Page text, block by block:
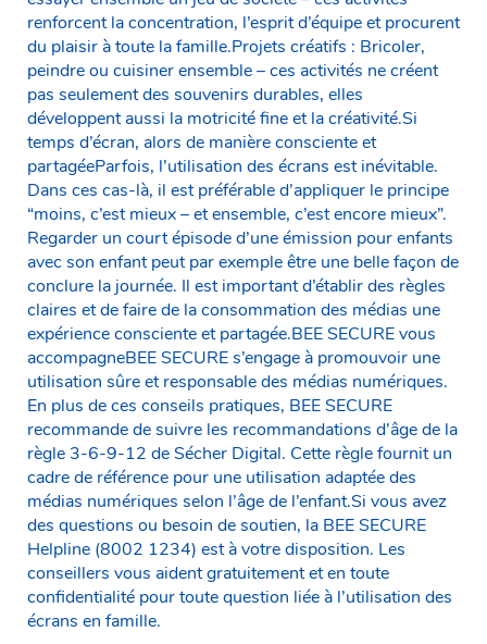
renforcent la concentration, l’esprit d’équipe et procurent
du plaisir à toute la famille.Projets créatifs : Bricoler,
peindre ou cuisiner ensemble – ces activités ne créent
pas seulement des souvenirs durables, elles
développent aussi la motricité fine et la créativité.Si
temps d’écran, alors de manière consciente et
partagéeParfois, l’utilisation des écrans est inévitable.
Dans ces cas-là, il est préférable d’appliquer le principe
“moins, c’est mieux – et ensemble, c’est encore mieux”.
Regarder un court épisode d’une émission pour enfants
avec son enfant peut par exemple être une belle façon de
conclure la journée. Il est important d’établir des règles
claires et de faire de la consommation des médias une
expérience consciente et partagée.BEE SECURE vous
accompagneBEE SECURE s’engage à promouvoir une
utilisation sûre et responsable des médias numériques.
En plus de ces conseils pratiques, BEE SECURE
recommande de suivre les recommandations d’âge de la
règle 3-6-9-12 de Sécher Digital. Cette règle fournit un
cadre de référence pour une utilisation adaptée des
médias numériques selon l’âge de l’enfant.Si vous avez
des questions ou besoin de soutien, la BEE SECURE
Helpline (8002 1234) est à votre disposition. Les
conseillers vous aident gratuitement et en toute
confidentialité pour toute question liée à l’utilisation des
écrans en famille.